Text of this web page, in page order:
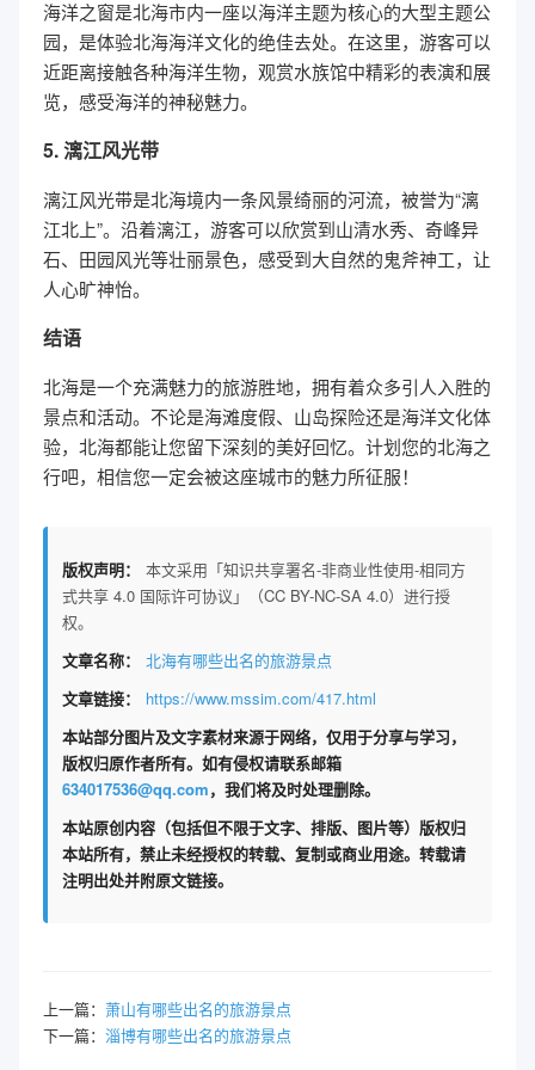
海洋之窗是北海市内一座以海洋主题为核心的大型主题公
园，是体验北海海洋文化的绝佳去处。在这里，游客可以
近距离接触各种海洋生物，观赏水族馆中精彩的表演和展
览，感受海洋的神秘魅力。
5. 漓江风光带
漓江风光带是北海境内一条风景绮丽的河流，被誉为“漓
江北上”。沿着漓江，游客可以欣赏到山清水秀、奇峰异
石、田园风光等壮丽景色，感受到大自然的鬼斧神工，让
人心旷神怡。
结语
北海是一个充满魅力的旅游胜地，拥有着众多引人入胜的
景点和活动。不论是海滩度假、山岛探险还是海洋文化体
验，北海都能让您留下深刻的美好回忆。计划您的北海之
行吧，相信您一定会被这座城市的魅力所征服！
版权声明：
本文采用「知识共享署名-非商业性使用-相同方
式共享 4.0 国际许可协议」（CC BY-NC-SA 4.0）进行授
权。
文章名称：
北海有哪些出名的旅游景点
文章链接：
https://www.mssim.com/417.html
本站部分图片及文字素材来源于网络，仅用于分享与学习，
版权归原作者所有。如有侵权请联系邮箱
634017536@qq.com，我们将及时处理删除。
本站原创内容（包括但不限于文字、排版、图片等）版权归
本站所有，禁止未经授权的转载、复制或商业用途。转载请
注明出处并附原文链接。
上一篇： 萧山有哪些出名的旅游景点
下一篇： 淄博有哪些出名的旅游景点